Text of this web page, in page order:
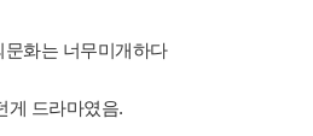
화는 너무미개하다
게 드라마였음.